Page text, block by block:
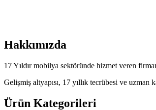
Hakkımızda
17 Yıldır mobilya sektöründe hizmet veren
Gelişmiş altyapısı, 17 yıllık tecrübesi ve uzman
Ürün Kategorileri